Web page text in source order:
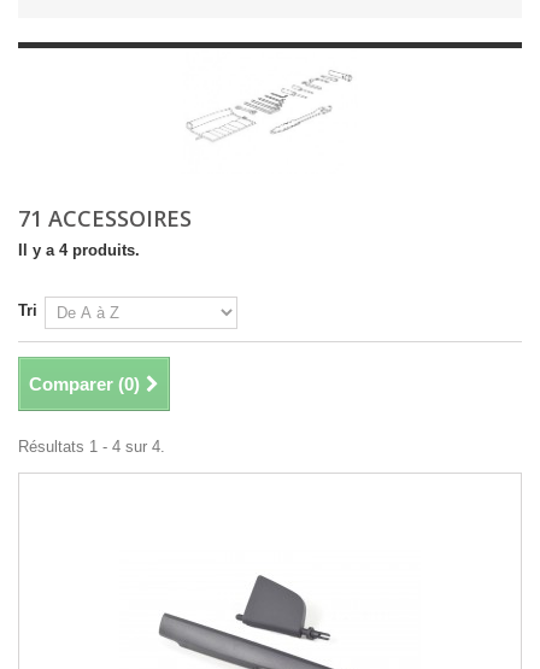
71 ACCESSOIRES
Il y a 4 produits.
Tri
Comparer (0)
Résultats 1 - 4 sur 4.